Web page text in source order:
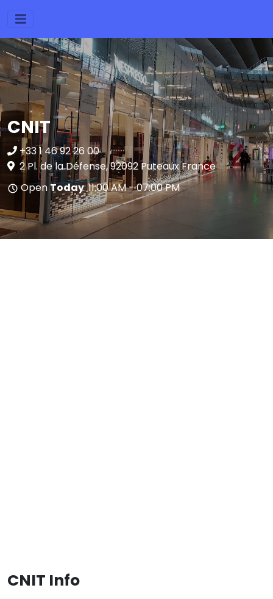
CNIT
+33 1 46 92 26 00
2 Pl. de la Défense, 92092 Puteaux France
OpenToday: 11:00 AM - 07:00 PM
CNIT Info